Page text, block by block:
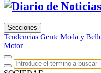
Secciones
Tendencias Gente Moda y
Motor